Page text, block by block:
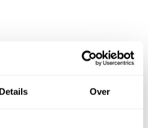
Details Over